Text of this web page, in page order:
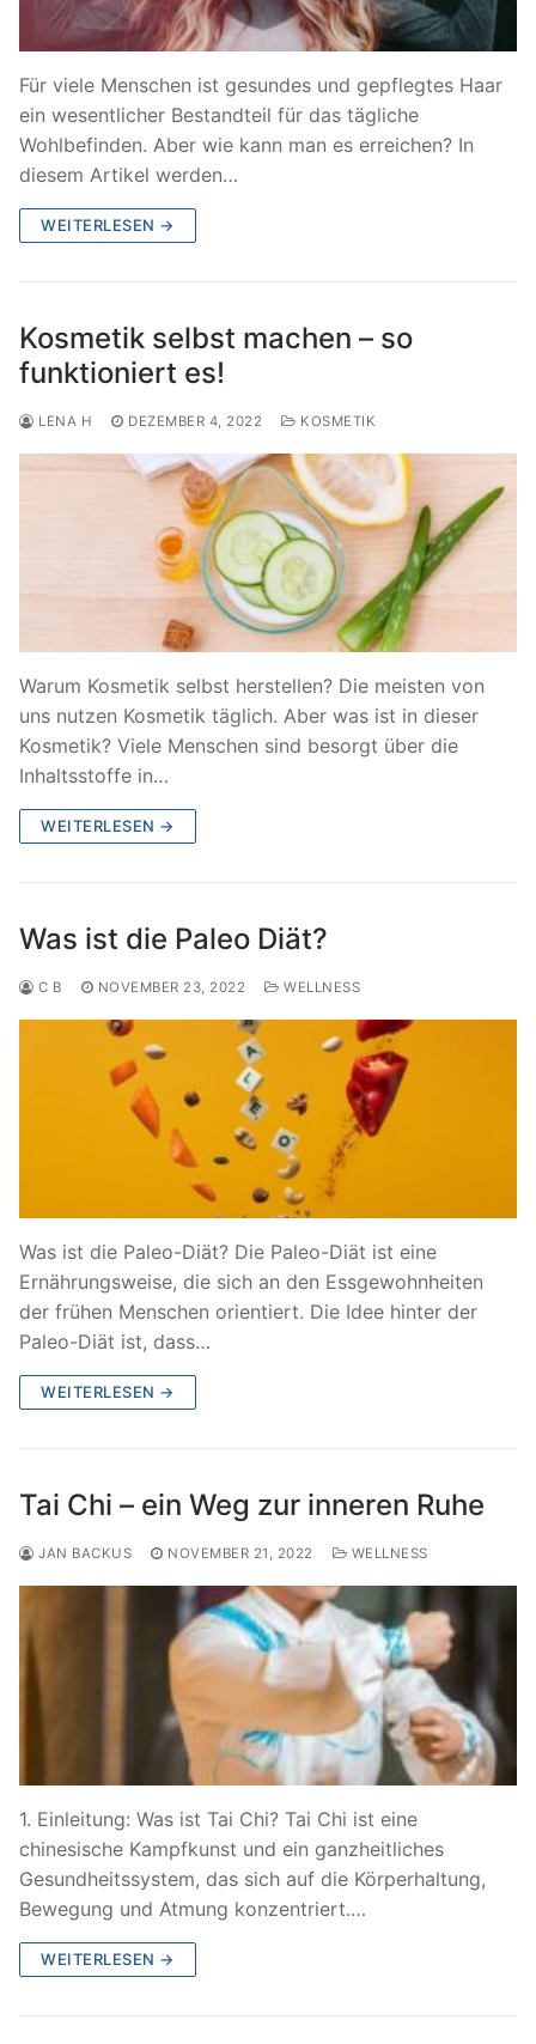
Für viele Menschen ist gesundes und gepflegtes Haar
ein wesentlicher Bestandteil für das tägliche
Wohlbefinden. Aber wie kann man es erreichen? In
diesem Artikel werden…
WEITERLESEN →
Kosmetik selbst machen – so
funktioniert es!
LENA H DEZEMBER 4, 2022 KOSMETIK
Warum Kosmetik selbst herstellen? Die meisten von
uns nutzen Kosmetik täglich. Aber was ist in dieser
Kosmetik? Viele Menschen sind besorgt über die
Inhaltsstoffe in…
WEITERLESEN →
Was ist die Paleo Diät?
C B NOVEMBER 23, 2022 WELLNESS
Was ist die Paleo-Diät? Die Paleo-Diät ist eine
Ernährungsweise, die sich an den Essgewohnheiten
der frühen Menschen orientiert. Die Idee hinter der
Paleo-Diät ist, dass…
WEITERLESEN →
Tai Chi – ein Weg zur inneren Ruhe
JAN BACKUS NOVEMBER 21, 2022 WELLNESS
1. Einleitung: Was ist Tai Chi? Tai Chi ist eine
chinesische Kampfkunst und ein ganzheitliches
Gesundheitssystem, das sich auf die Körperhaltung,
Bewegung und Atmung konzentriert.…
WEITERLESEN →